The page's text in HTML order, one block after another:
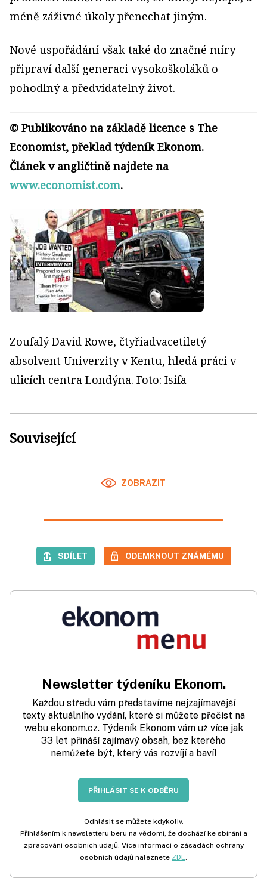
méně záživné úkoly přenechat jiným.
Nové uspořádání však také do značné míry
připraví další generaci vysokoškoláků o
pohodlný a předvídatelný život.
© Publikováno na základě licence s The
Economist, překlad týdeník Ekonom.
Článek v angličtině najdete na
www.economist.com.
Zoufalý David Rowe, čtyřiadvacetiletý
absolvent Univerzity v Kentu, hledá práci v
ulicích centra Londýna. Foto: Isifa
Související
ZOBRAZIT
SDÍLET ODEMKNOUT ZNÁMÉMU
Newsletter týdeníku Ekonom.
Každou středu vám představíme nejzajímavější
texty aktuálního vydání, které si můžete přečíst na
webu ekonom.cz. Týdeník Ekonom vám už více jak
33 let přináší zajímavý obsah, bez kterého
nemůžete být, který vás rozvíjí a baví!
PŘIHLÁSIT SE K ODBĚRU
Odhlásit se můžete kdykoliv.
Přihlášením k newsletteru beru na vědomí, že dochází ke sbírání a
zpracování osobních údajů. Více informací o zásadách ochrany
osobních údajů naleznete ZDE.